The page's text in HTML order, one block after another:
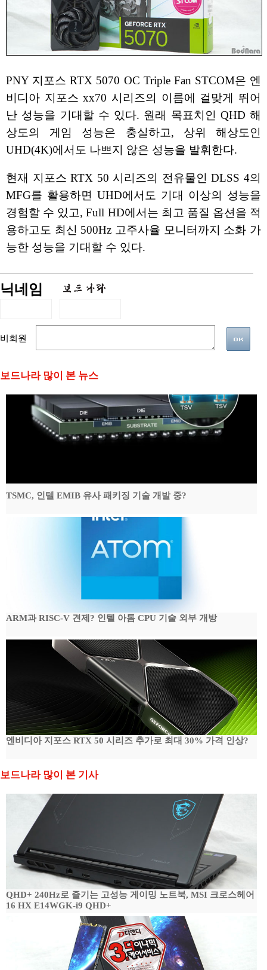
PNY 지포스 RTX 5070 OC Triple Fan STCOM은 엔
비디아 지포스 xx70 시리즈의 이름에 걸맞게 뛰어
난 성능을 기대할 수 있다. 원래 목표치인 QHD 해
상도의 게임 성능은 충실하고, 상위 해상도인
UHD(4K)에서도 나쁘지 않은 성능을 발휘한다.
현재 지포스 RTX 50 시리즈의 전유물인 DLSS 4의
MFG를 활용하면 UHD에서도 기대 이상의 성능을
경험할 수 있고, Full HD에서는 최고 품질 옵션을 적
용하고도 최신 500Hz 고주사율 모니터까지 소화 가
능한 성능을 기대할 수 있다.
닉네임
비회원
보드나라 많이 본 뉴스
TSMC, 인텔 EMIB 유사 패키징 기술 개발 중?
ARM과 RISC-V 견제? 인텔 아톰 CPU 기술 외부 개방
엔비디아 지포스 RTX 50 시리즈 추가로 최대 30% 가격 인상?
보드나라 많이 본 기사
QHD+ 240Hz로 즐기는 고성능 게이밍 노트북, MSI 크로스헤어
16 HX E14WGK-i9 QHD+